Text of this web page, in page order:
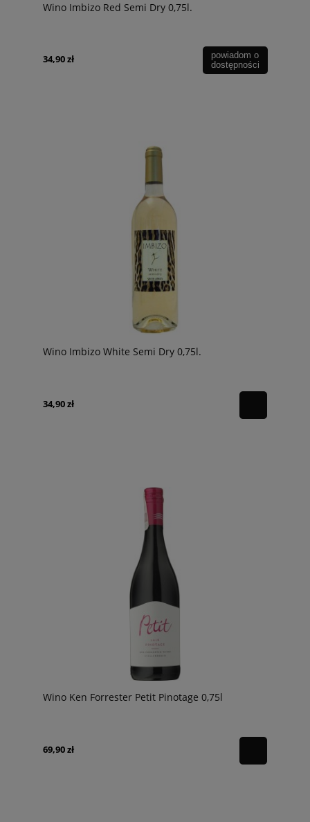
Wino Imbizo Red Semi Dry 0,75l.
34,90 zł
powiadom o
dostępności
Wino Imbizo White Semi Dry 0,75l.
34,90 zł
Wino Ken Forrester Petit Pinotage 0,75l
69,90 zł